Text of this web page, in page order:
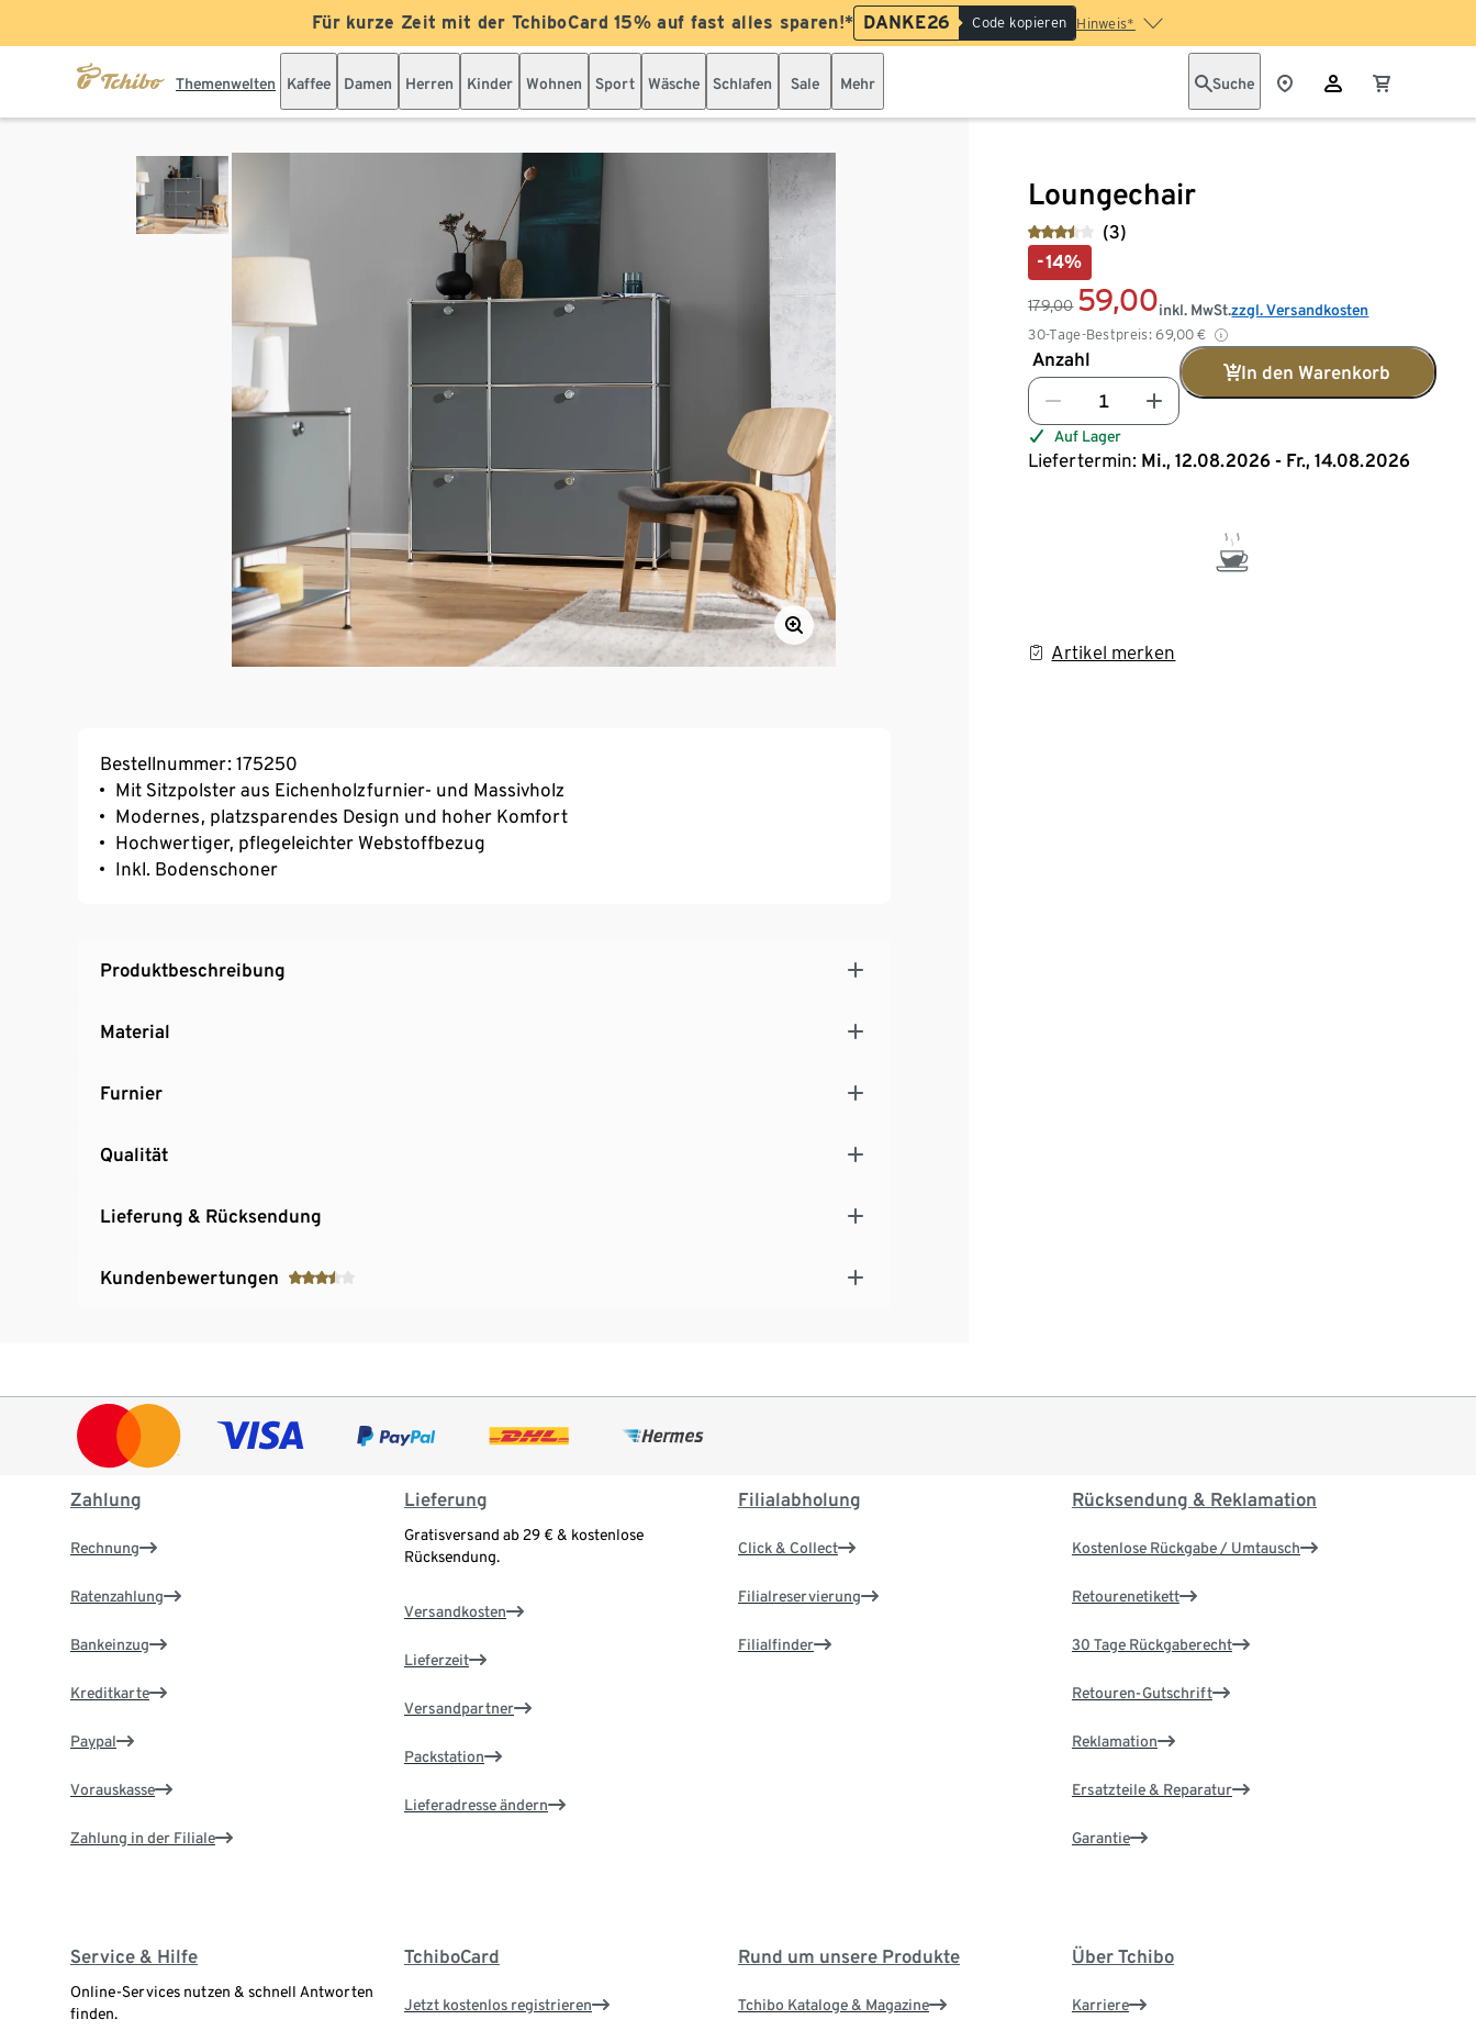
Für kurze Zeit mit der TchiboCard 15% auf fast alles sparen!* DANKE26 Code kopieren Hinweis*
Themenwelten Kaffee Damen Herren Kinder Wohnen Sport Wäsche Schlafen Sale Mehr Suche
Loungechair
(3)
-14%
179,00 59,00
30-Tage-Bestpreis: 69,00 €
inkl. MwSt.zzgl. Versandkosten
Anzahl
In den Warenkorb
Auf Lager
Liefertermin: Mi., 12.08.2026 - Fr., 14.08.2026
Artikel merken
Bestellnummer: 175250
Mit Sitzpolster aus Eichenholzfurnier- und Massivholz
Modernes, platzsparendes Design und hoher Komfort
Hochwertiger, pflegeleichter Webstoffbezug
Inkl. Bodenschoner
Produktbeschreibung
Material
Furnier
Qualität
Lieferung & Rücksendung
Kundenbewertungen
Zahlung
Rechnung
Ratenzahlung
Bankeinzug
Kreditkarte
Paypal
Vorauskasse
Zahlung in der Filiale
Lieferung
Gratisversand ab 29 € & kostenlose
Rücksendung.
Versandkosten
Lieferzeit
Versandpartner
Packstation
Lieferadresse ändern
Filialabholung
Click & Collect
Filialreservierung
Filialfinder
Rücksendung & Reklamation
Kostenlose Rückgabe / Umtausch
Retourenetikett
30 Tage Rückgaberecht
Retouren-Gutschrift
Reklamation
Ersatzteile & Reparatur
Garantie
Service & Hilfe
Online-Services nutzen & schnell Antworten
finden.
TchiboCard
Jetzt kostenlos registrieren
Rund um unsere Produkte
Tchibo Kataloge & Magazine
Über Tchibo
Karriere